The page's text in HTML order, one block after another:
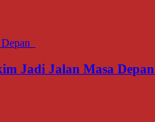
Jadi Jalan Masa Depan